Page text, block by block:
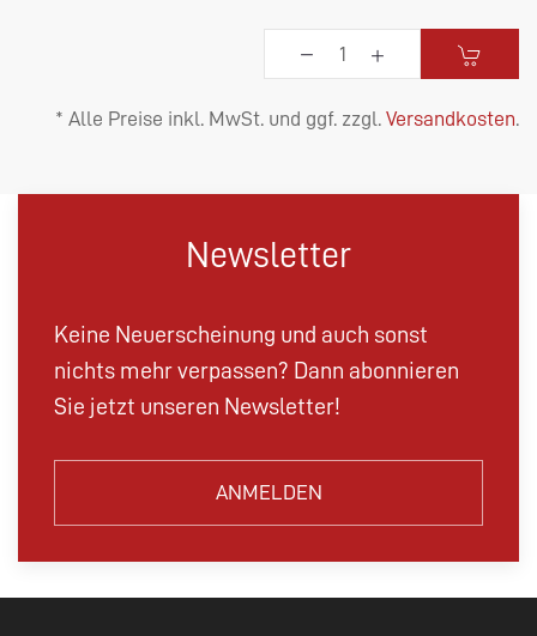
* Alle Preise inkl. MwSt. und ggf. zzgl. Versandkosten.
Newsletter
Keine Neuerscheinung und auch sonst
nichts mehr verpassen? Dann abonnieren
Sie jetzt unseren Newsletter!
ANMELDEN